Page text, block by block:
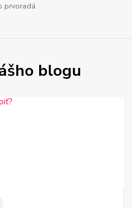
prvoradá
blogu